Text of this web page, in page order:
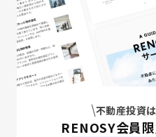
不動産投資
RENOSY会員